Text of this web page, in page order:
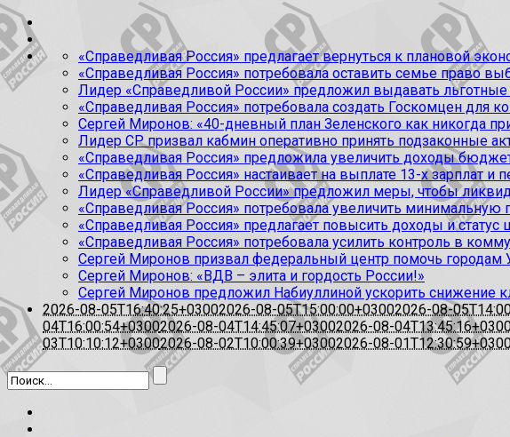
«Справедливая Россия» предлагает вернуться к плановой
«Справедливая Россия» потребовала оставить семье право
Лидер «Справедливой России» предложил выдавать
«Справедливая Россия» потребовала создать Госкомцен для
Сергей Миронов: «40-дневный план Зеленского как никогда
Лидер СР призвал кабмин оперативно принять подзаконные
«Справедливая Россия» предложила увеличить доходы
«Справедливая Россия» настаивает на выплате 13-х зарплат и
Лидер «Справедливой России» предложил меры, чтобы
«Справедливая Россия» потребовала увеличить минимальную
«Справедливая Россия» предлагает повысить доходы и
«Справедливая Россия» потребовала усилить контроль в
Сергей Миронов призвал федеральный центр помочь городам
Сергей Миронов: «ВДВ – элита и гордость России!»
Сергей Миронов предложил Набиуллиной ускорить снижение
2026-08-05T16:40:25+03002026-08-05T15:00:00+03002026-08-
04T16:00:54+03002026-08-04T14:45:07+03002026-08-
03T10:10:12+03002026-08-02T10:00:39+03002026-08-